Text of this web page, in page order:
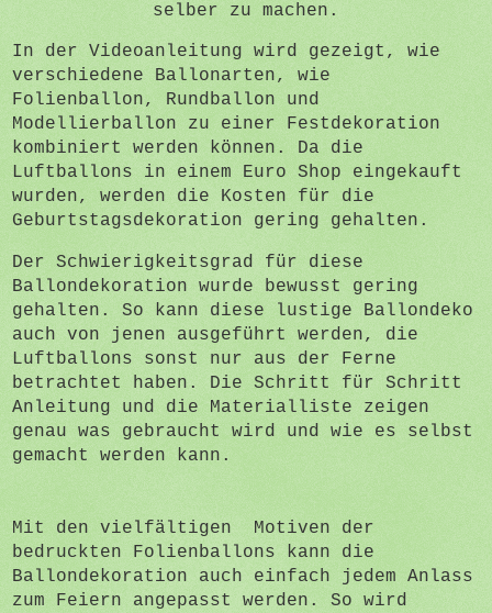
selber zu machen.
In der Videoanleitung wird gezeigt, wie
verschiedene Ballonarten, wie
Folienballon, Rundballon und
Modellierballon zu einer Festdekoration
kombiniert werden können. Da die
Luftballons in einem Euro Shop eingekauft
wurden, werden die Kosten für die
Geburtstagsdekoration gering gehalten.
Der Schwierigkeitsgrad für diese
Ballondekoration wurde bewusst gering
gehalten. So kann diese lustige Ballondeko
auch von jenen ausgeführt werden, die
Luftballons sonst nur aus der Ferne
betrachtet haben. Die Schritt für Schritt
Anleitung und die Materialliste zeigen
genau was gebraucht wird und wie es selbst
gemacht werden kann.
Mit den vielfältigen Motiven der
bedruckten Folienballons kann die
Ballondekoration auch einfach jedem Anlass
zum Feiern angepasst werden. So wird